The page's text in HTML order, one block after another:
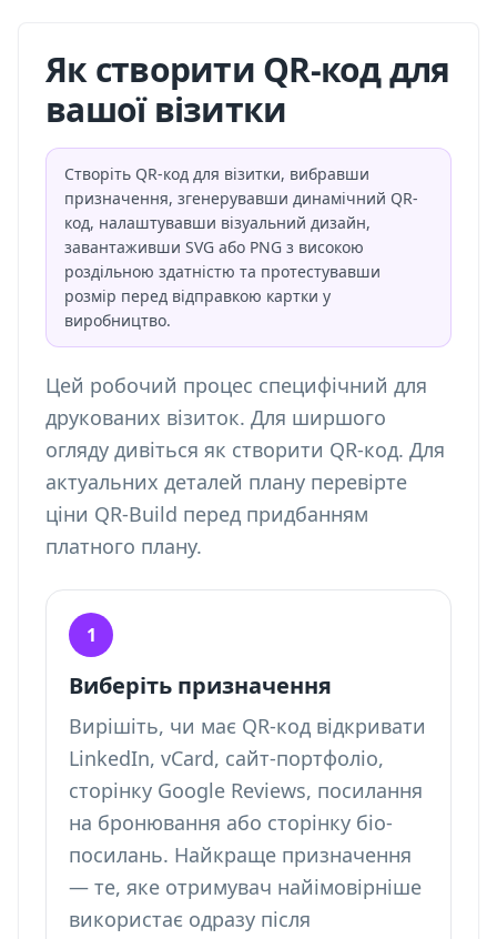
Як створити QR-код для
вашої візитки
Створіть QR-код для візитки, вибравши
призначення, згенерувавши динамічний QR-
код, налаштувавши візуальний дизайн,
завантаживши SVG або PNG з високою
роздільною здатністю та протестувавши
розмір перед відправкою картки у
виробництво.
Цей робочий процес специфічний для
друкованих візиток. Для ширшого
огляду дивіться як створити QR-код. Для
актуальних деталей плану перевірте
ціни QR-Build перед придбанням
платного плану.
1
Виберіть призначення
Вирішіть, чи має QR-код відкривати
LinkedIn, vCard, сайт-портфоліо,
сторінку Google Reviews, посилання
на бронювання або сторінку біо-
посилань. Найкраще призначення
— те, яке отримувач найімовірніше
використає одразу після